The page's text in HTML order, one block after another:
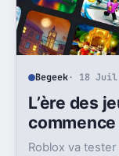
Begeek· 18 Juil
L’ère des
Roblox va